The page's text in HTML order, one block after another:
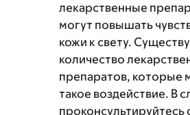
лекарственные
могут повышать
кожи к свету.
количество
препаратов, которые
такое воздействие. В
проконсультируйтесь